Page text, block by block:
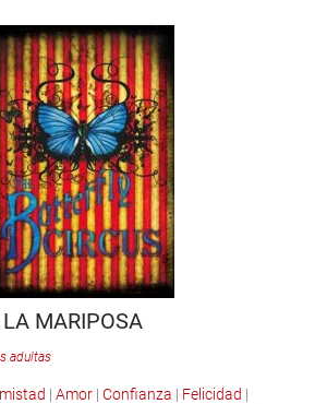
LA MARIPOSA
adultas
| Amor| Confianza | Felicidad |